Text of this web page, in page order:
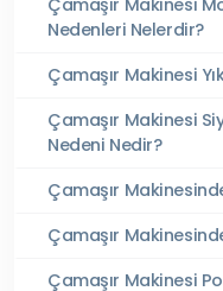
Nedenleri Nelerdir?
Çamaşır Makinesi
Çamaşır Makinesi
Nedeni Nedir?
Çamaşır
Çamaşır
Çamaşır Makinesi